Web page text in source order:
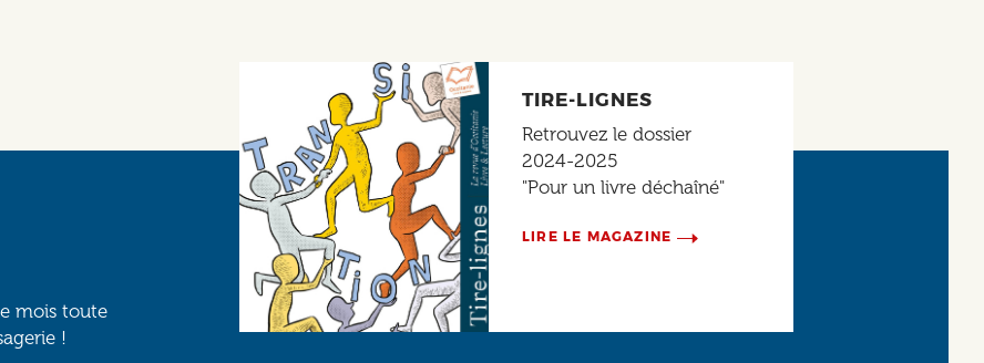
mois toute
!
TIRE-LIGNES
Retrouvez le dossier
2024-2025
"Pour un livre déchaîné"
LIRE LE MAGAZINE